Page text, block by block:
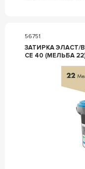
56751
ЗАТИРКА ЭЛАСТ/
СЕ 40 (МЕЛЬБА